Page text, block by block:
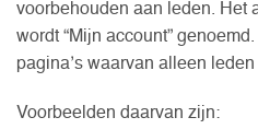
voorbehouden aan leden. Het
wordt “Mijn account”
pagina’s waarvan alleen
Voorbeelden daarvan zijn: